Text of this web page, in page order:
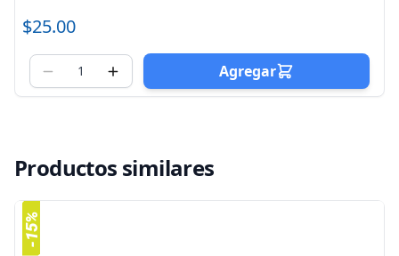
$25.00
Agregar
Productos similares